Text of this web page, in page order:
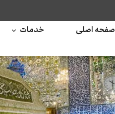
صفحه اصلی خدمات